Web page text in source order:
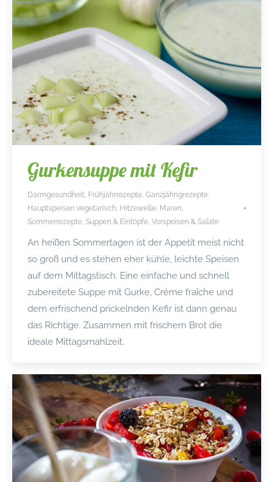
Gurkensuppe mit Kefir
Darmgesundheit Frühjahrrezepte Ganzjährigrezepte
Hauptspeisen vegetarisch Hitzewelle Maren
Sommerrezepte Suppen & Eintöpfe Vorspeisen & Salate
An heißen Sommertagen ist der Appetit meist nicht
so groß und es stehen eher kühle, leichte Speisen
auf dem Mittagstisch. Eine einfache und schnell
zubereitete Suppe mit Gurke, Crème fraîche und
dem erfrischend prickelnden Kefir ist dann genau
das Richtige. Zusammen mit frischem Brot die
ideale Mittagsmahlzeit.